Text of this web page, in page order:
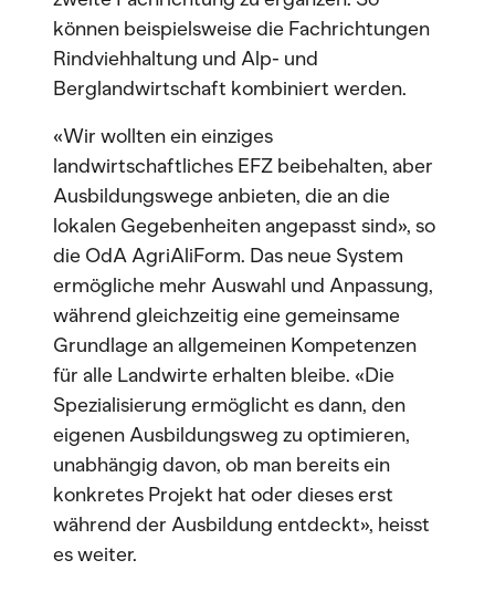
können beispielsweise die Fachrichtungen
Rindviehhaltung und Alp- und
Berglandwirtschaft kombiniert werden.
«Wir wollten ein einziges
landwirtschaftliches EFZ beibehalten, aber
Ausbildungswege anbieten, die an die
lokalen Gegebenheiten angepasst sind», so
die OdA AgriAliForm. Das neue System
ermögliche mehr Auswahl und Anpassung,
während gleichzeitig eine gemeinsame
Grundlage an allgemeinen Kompetenzen
für alle Landwirte erhalten bleibe. «Die
Spezialisierung ermöglicht es dann, den
eigenen Ausbildungsweg zu optimieren,
unabhängig davon, ob man bereits ein
konkretes Projekt hat oder dieses erst
während der Ausbildung entdeckt», heisst
es weiter.